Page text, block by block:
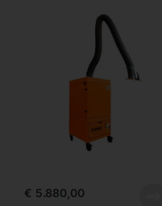
€ 5.880,00